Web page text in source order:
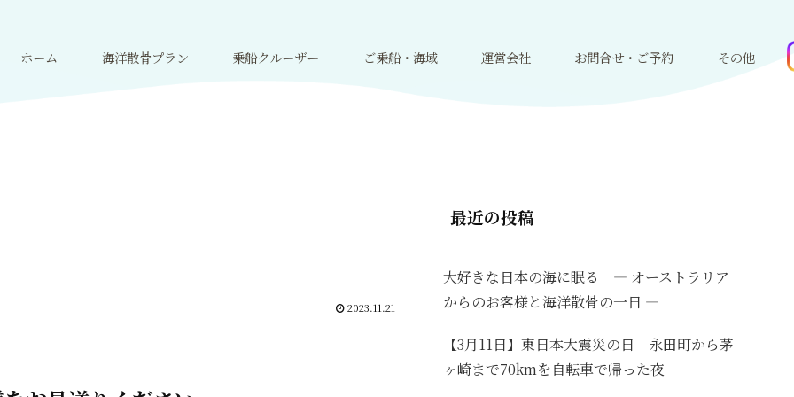
ホーム 海洋散骨プラン 乗船クルーザー ご乗船・海域 運営会社 お問合せ・ご予約 その他
2023.11.21
最近の投稿
大好きな日本の海に眠る ― オーストラリア
からのお客様と海洋散骨の一日 ―
【3月11日】東日本大震災の日｜永田町から茅
ヶ崎まで70kmを自転車で帰った夜